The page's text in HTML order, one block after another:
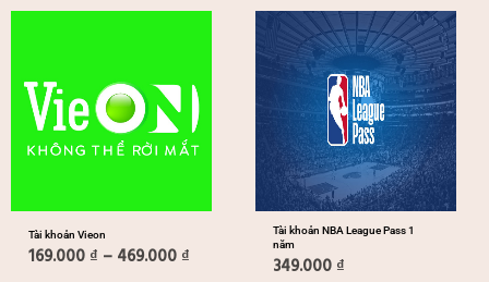
Tài khoản Vieon
169.000 ₫ – 469.000 ₫
Khoảng
169.000 ₫
đến
469.000 ₫
Tài khoản NBA League Pass 1
năm
349.000 ₫